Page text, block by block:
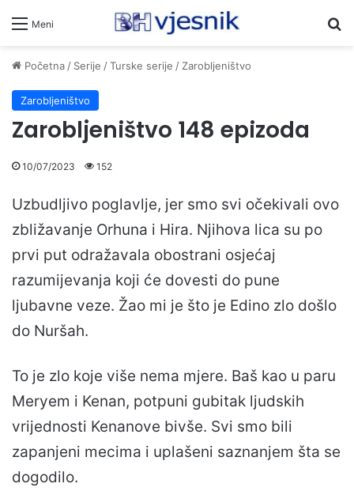
Meni
Početna/ Serije /Turske serije /Zarobljeništvo
Zarobljeništvo
Zarobljeništvo 148 epizoda
10/07/2023 152
Uzbudljivo poglavlje, jer smo svi očekivali ovo
zbližavanje Orhuna i Hira. Njihova lica su po
prvi put odražavala obostrani osjećaj
razumijevanja koji će dovesti do pune
ljubavne veze. Žao mi je što je Edino zlo došlo
do Nuršah.
To je zlo koje više nema mjere. Baš kao u paru
Meryem i Kenan, potpuni gubitak ljudskih
vrijednosti Kenanove bivše. Svi smo bili
zapanjeni mecima i uplašeni saznanjem šta se
dogodilo.